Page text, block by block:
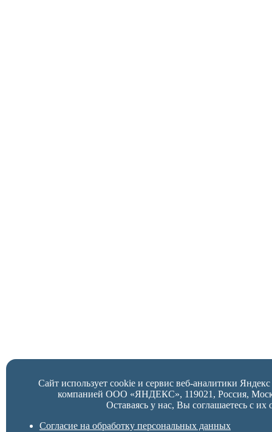
Сайт использует cookie и сервис веб-аналитики
компанией ООО «ЯНДЕКС», 119021, Россия,
Оставаясь у нас, Вы соглашаетесь с их
Согласие на обработку персональных данных